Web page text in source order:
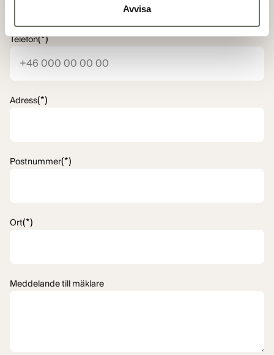
Avvisa
Telefon(*)
Adress(*)
Postnummer(*)
Ort(*)
Meddelande till mäklare